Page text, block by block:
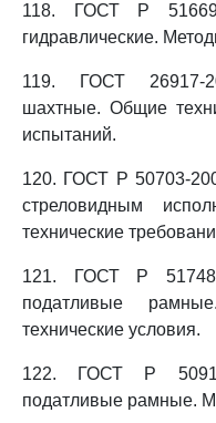
118. ГОСТ Р 51669-
гидравлические.
119. ГОСТ 26917-
шахтные. Общие
испытаний.
120. ГОСТ Р 50703-
стреловидным
технические
121. ГОСТ Р 51748-
податливые
технические условия.
122. ГОСТ Р
податливые рамные.